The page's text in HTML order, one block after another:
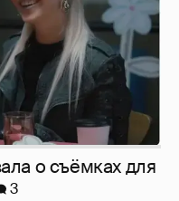
о съёмках для
3